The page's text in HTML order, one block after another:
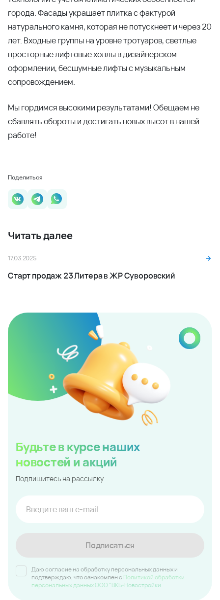
Будьте в курсе наших
новостей и акций
Подпишитесь на рассылку
Подписаться
Даю согласие на обработку персональных данных и
подтверждаю, что ознакомлен c Политикой обработки
персональных данных ООО "ВКБ-Новостройки
города. Фасады украшает плитка с фактурой
натурального камня, которая не потускнеет и через 20
лет. Входные группы на уровне тротуаров, светлые
просторные лифтовые холлы в дизайнерском
оформлении, бесшумные лифты с музыкальным
сопровождением.
Мы гордимся высокими результатами! Обещаем не
сбавлять обороты и достигать новых высот в нашей
работе!
Поделиться
Читать далее
17.03.2025
Старт продаж 23 Литера в ЖР Суворовский